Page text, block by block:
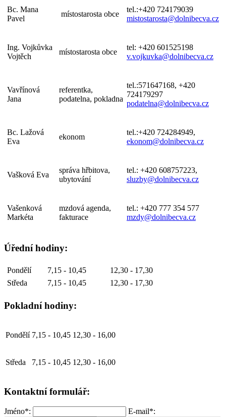
Bc. Mana
Pavel
místostarosta obce
tel.:+420 724179039
mistostarosta@dolnibecva.cz
Ing. Vojkůvka
Vojtěch
místostarosta obce
tel: +420 601525198
v.vojkuvka@dolnibecva.cz
Vavřínová
Jana
referentka,
podatelna, pokladna
tel.:571647168, +420
724179297
podatelna@dolnibecva.cz
Bc. Lažová
Eva
ekonom
tel.:+420 724284949,
ekonom@dolnibecva.cz
Vašková Eva
správa hřbitova,
ubytování
tel.: +420 608757223,
sluzby@dolnibecva.cz
Vašenková
Markéta
mzdová agenda,
fakturace
tel.: +420 777 354 577
mzdy@dolnibecva.cz
Úřední hodiny:
Pondělí 7,15 - 10,45
12,30 - 17,30
Středa
7,15 - 10,45 12,30 - 17,30
Pokladní hodiny:
Pondělí 7,15 - 10,45 12,30 - 16,00
Středa 7,15 - 10,45 12,30 - 16,00
Kontaktní formulář:
Jméno*:
E-mail*: